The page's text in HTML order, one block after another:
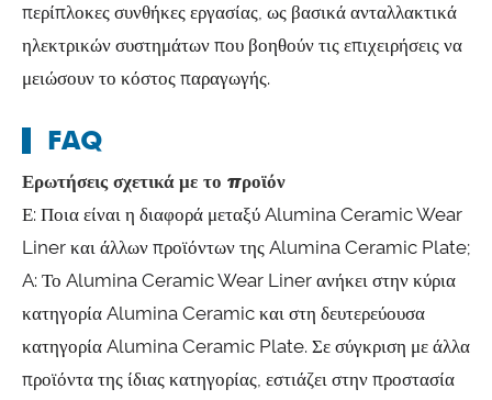
περίπλοκες συνθήκες εργασίας, ως βασικά ανταλλακτικά
ηλεκτρικών συστημάτων που βοηθούν τις επιχειρήσεις να
μειώσουν το κόστος παραγωγής.
FAQ
Ερωτήσεις σχετικά με το προϊόν
Ε: Ποια είναι η διαφορά μεταξύ Alumina Ceramic Wear
Liner και άλλων προϊόντων της Alumina Ceramic Plate;
A: Το Alumina Ceramic Wear Liner ανήκει στην κύρια
κατηγορία Alumina Ceramic και στη δευτερεύουσα
κατηγορία Alumina Ceramic Plate. Σε σύγκριση με άλλα
προϊόντα της ίδιας κατηγορίας, εστιάζει στην προστασία